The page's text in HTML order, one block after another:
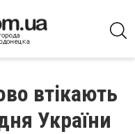
втікають
України